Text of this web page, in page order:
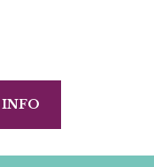
INFO